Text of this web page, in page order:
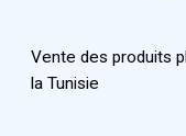
Vente des produits
la Tunisie